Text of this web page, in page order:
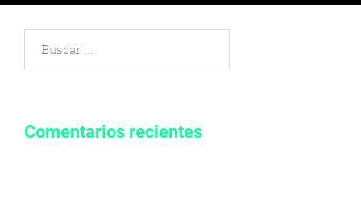
Comentarios recientes